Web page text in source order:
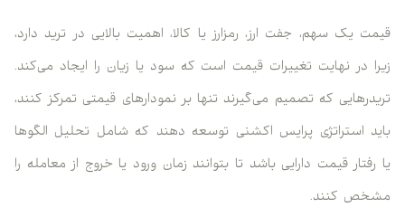
قیمت یک سهم، جفت ارز، رمزارز یا کالا، اهمیت بالایی در ترید دارد،
زیرا در نهایت تغییرات قیمت است که سود یا زیان را ایجاد می‌کند.
تریدرهایی که تصمیم می‌گیرند تنها بر نمودارهای قیمتی تمرکز کنند،
باید استراتژی پرایس اکشنی توسعه دهند که شامل تحلیل الگوها
یا رفتار قیمت دارایی باشد تا بتوانند زمان ورود یا خروج از معامله را
مشخص کنند.